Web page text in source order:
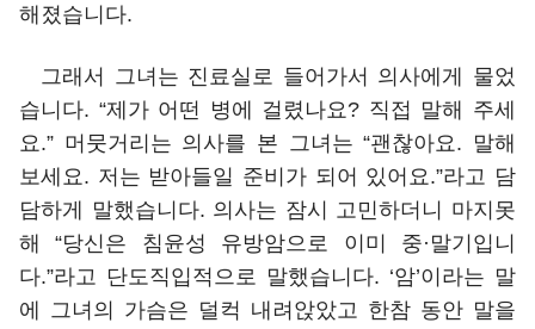
해졌습니다.
그래서 그녀는 진료실로 들어가서 의사에게 물었
습니다. “제가 어떤 병에 걸렸나요? 직접 말해 주세
요.” 머뭇거리는 의사를 본 그녀는 “괜찮아요. 말해
보세요. 저는 받아들일 준비가 되어 있어요.”라고 담
담하게 말했습니다. 의사는 잠시 고민하더니 마지못
해 “당신은 침윤성 유방암으로 이미 중·말기입니
다.”라고 단도직입적으로 말했습니다. ‘암’이라는 말
에 그녀의 가슴은 덜컥 내려앉았고 한참 동안 말을